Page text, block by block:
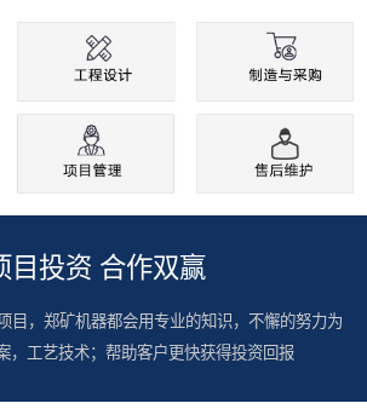
目投资 合作双赢
目，郑矿机器都会用专业的知识，不懈的努力为
，工艺技术；帮助客户更快获得投资回报